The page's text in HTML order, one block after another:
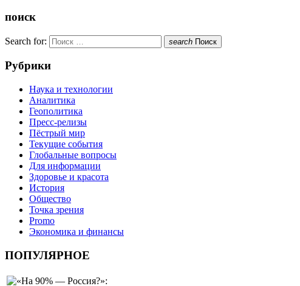
поиск
Search for: search Поиск
Рубрики
Наука и технологии
Аналитика
Геополитика
Пресс-релизы
Пёстрый мир
Текущие события
Глобальные вопросы
Для информации
Здоровье и красота
История
Общество
Точка зрения
Promo
Экономика и финансы
ПОПУЛЯРНОЕ